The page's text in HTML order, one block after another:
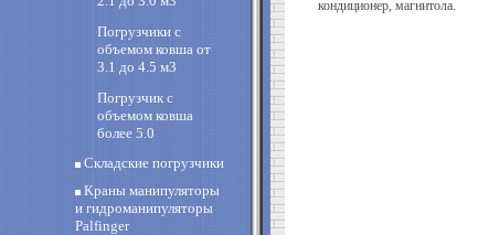
Погрузчики с
объемом ковша от
3.1 до 4.5 м3
Погрузчик с
объемом ковша
более 5.0
Складские погрузчики
Краны манипуляторы
и гидроманипуляторы
Palfinger
кондиционер, магнитола.